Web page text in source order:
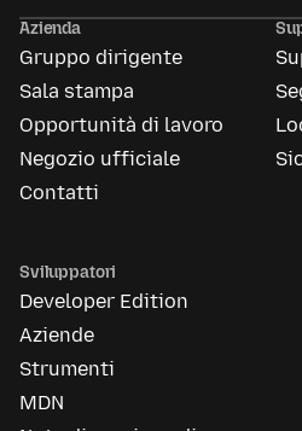
Azienda
Gruppo dirigente
Sala stampa
Opportunità di lavoro
Negozio ufficiale
Contatti
Sviluppatori
Developer Edition
Aziende
Strumenti
MDN